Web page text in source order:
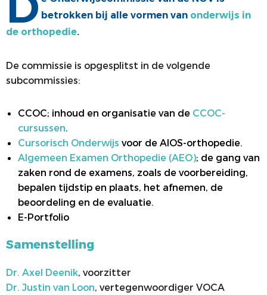
ALV
PRIJZEN EN LEZINGEN
STATUTEN EN REGLEMENTEN
VACATUREBANK
PERSCONTACT
PATIËNTENVOORLICHTING
GEDRAGSREGELS
betrokken bij alle vormen van onderwijs in
de orthopedie.
De commissie is opgesplitst in de volgende
subcommissies:
CCOC; inhoud en organisatie van de CCOC-
cursussen.
Cursorisch Onderwijs voor de AIOS-orthopedie.
Algemeen Examen Orthopedie (AEO); de gang van
zaken rond de examens, zoals de voorbereiding,
bepalen tijdstip en plaats, het afnemen, de
beoordeling en de evaluatie.
E-Portfolio
Samenstelling
Dr. Axel Deenik, voorzitter
Dr. Justin van Loon, vertegenwoordiger VOCA